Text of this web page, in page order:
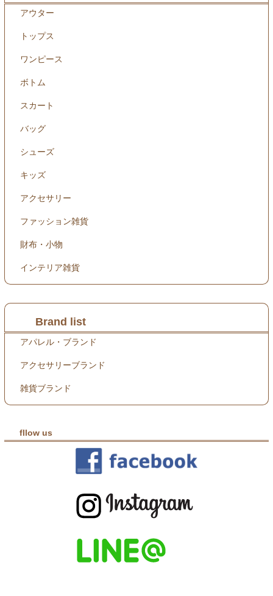
アウター
トップス
ワンピース
ボトム
スカート
バッグ
シューズ
キッズ
アクセサリー
ファッション雑貨
財布・小物
インテリア雑貨
Brand list
アパレル・ブランド
アクセサリーブランド
雑貨ブランド
fllow us